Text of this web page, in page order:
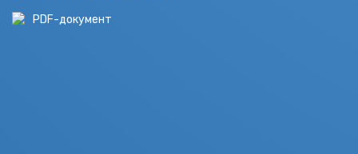
PDF-документ